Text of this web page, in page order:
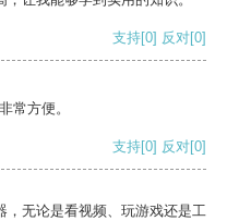
支持[0] 反对[0]
常方便。
支持[0] 反对[0]
，无论是看视频、玩游戏还是工